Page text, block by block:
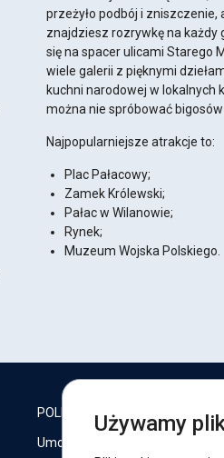
przeżyło podbój i
znajdziesz rozrywkę na każdy
się na spacer ulicami Starego
wiele galerii z pięknymi
kuchni narodowej w lokalnych
można nie spróbować bigosów
Najpopularniejsze atrakcje to:
Plac Pałacowy;
Zamek Królewski;
Pałac w Wilanowie;
Rynek;
Muzeum Wojska Polskiego.
POLITYKA COOKIES
Umowa oferty
Używamy